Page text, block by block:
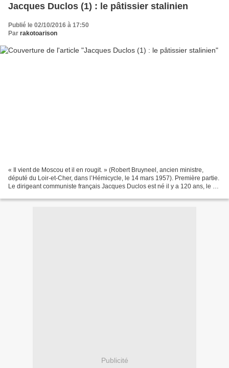
Jacques Duclos (1) : le pâtissier stalinien
Publié le 02/10/2016 à 17:50
Par rakotoarison
« Il vient de Moscou et il en rougit. » (Robert Bruyneel, ancien ministre,
député du Loir-et-Cher, dans l’Hémicycle, le 14 mars 1957). Première partie.
Le dirigeant communiste français Jacques Duclos est né il y a 120 ans, le 2
Publicité